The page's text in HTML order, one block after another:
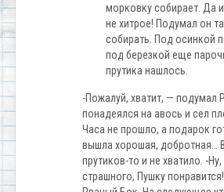
морковку собирает. Да
не хитрое! Подумал он
собирать. Под осинкой
под березкой еще
прутика нашлось.
-Пожалуй, хватит, — подумал
понадеялся на авось и сел
Часа не прошло, а подарок
вышла хорошая, добротная…
прутиков-то и не хватило. -
страшного, Пушку